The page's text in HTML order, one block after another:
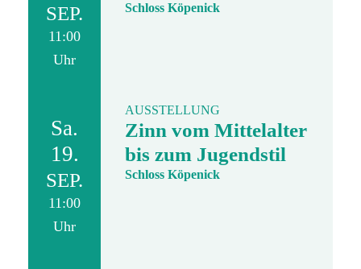
SEP.
11:00
Uhr
Schloss Köpenick
Sa.
19.
SEP.
11:00
Uhr
AUSSTELLUNG
Zinn vom Mittelalter
bis zum Jugendstil
Schloss Köpenick